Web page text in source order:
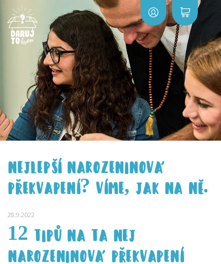
NEJLEPŠÍ NAROZENINOVÁ
PŘEKVAPENÍ? VÍME, JAK NA NĚ.
28.9.2022
12 TIPŮ NA TA NEJ
NAROZENINOVÁ PŘEKVAPENÍ